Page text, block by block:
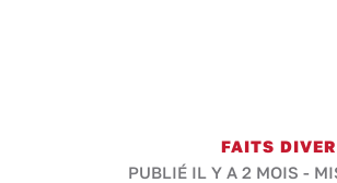
FAITS
PUBLIÉ IL Y A 2 MOIS -